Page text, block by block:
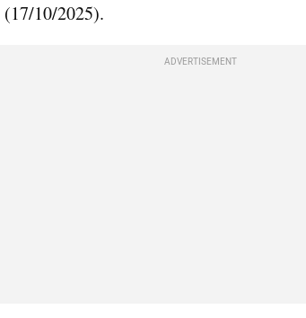
10/2025).
ADVERTISEMENT